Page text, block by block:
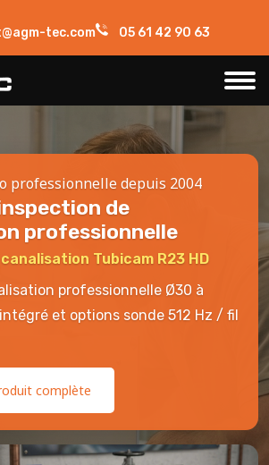
tec.com 05 61 42 90 63
professionnelle depuis 2004
de
professionnelle
Tubicam R23 HD
professionnelle Ø30 à
et options sonde 512 Hz / fil
complète